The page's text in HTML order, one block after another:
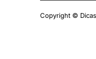
Copyright ©